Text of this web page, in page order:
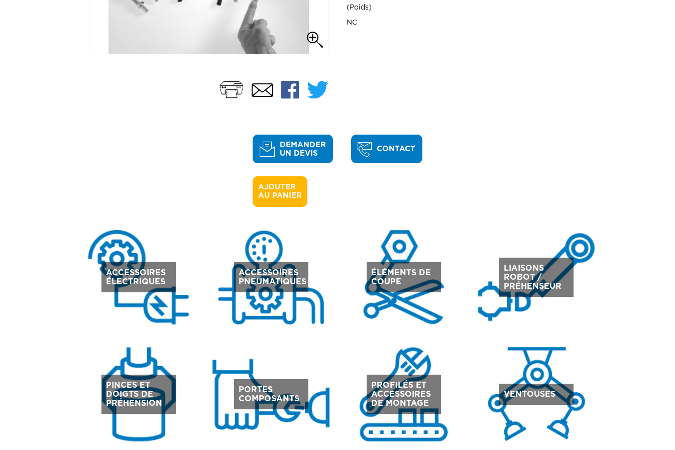
Imprimer
EmailFacebook
Twitter
Poids
NC
DEMANDER
UN DEVIS
AJOUTER
AU PANIER
CONTACT
ACCESSOIRES
ÉLECTRIQUES
ACCESSOIRES
PNEUMATIQUES
ÉLÉMENTS DE
COUPE
LIAISONS
ROBOT /
PRÉHENSEUR
PINCES ET
DOIGTS DE
PRÉHENSION
PORTES
COMPOSANTS
PROFILÉS ET
ACCESSOIRES
DE MONTAGE
VENTOUSES